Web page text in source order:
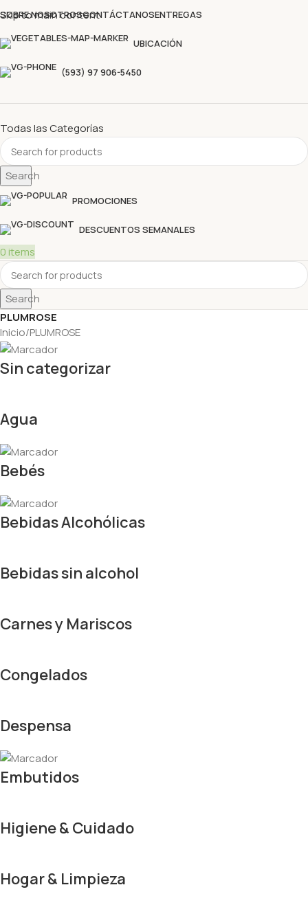
Skip to main content
Descubre nuestras ofertas y compra sin complicaciones
SOBRE NOSOTROSCONTÁCTANOSENTREGAS
UBICACIÓN
(593) 97 906-5450
Todas las Categorías
Search
PROMOCIONES
DESCUENTOS SEMANALES
0 items
Search
PLUMROSE
Inicio PLUMROSE
Sin categorizar
Agua
Bebés
Bebidas Alcohólicas
Bebidas sin alcohol
Carnes y Mariscos
Congelados
Despensa
Embutidos
Higiene & Cuidado
Hogar & Limpieza